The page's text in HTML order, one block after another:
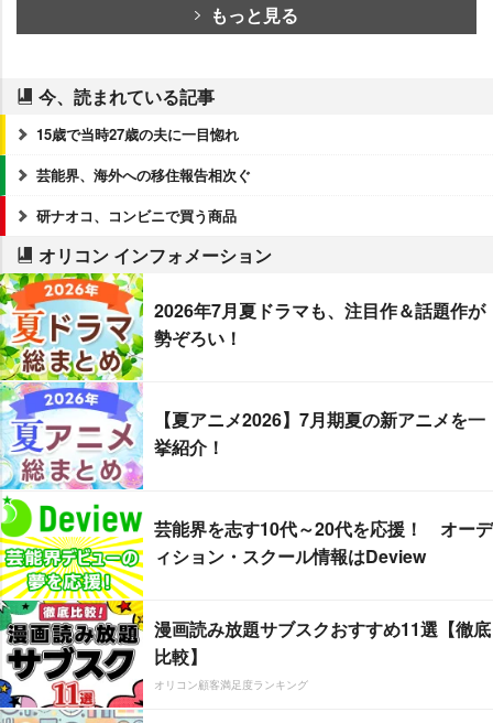
もっと見る
今、読まれている記事
15歳で当時27歳の夫に一目惚れ
芸能界、海外への移住報告相次ぐ
研ナオコ、コンビニで買う商品
オリコン インフォメーション
2026年7月夏ドラマも、注目作＆話題作が
勢ぞろい！
【夏アニメ2026】7月期夏の新アニメを一
挙紹介！
芸能界を志す10代～20代を応援！ オーデ
ィション・スクール情報はDeview
漫画読み放題サブスクおすすめ11選【徹底
比較】
オリコン顧客満足度ランキング